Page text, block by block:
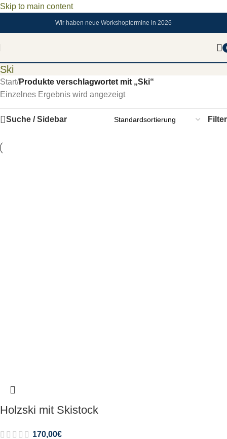
Skip to main content
Wir haben neue Workshoptermine in 2026
Ski
Start/Produkte verschlagwortet mit „Ski“
Einzelnes Ergebnis wird angezeigt
Suche / Sidebar Filter
Holzski mit Skistock
170,00€